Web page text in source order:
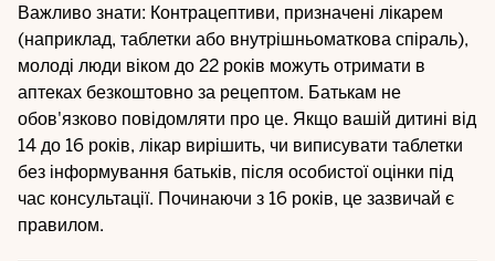
Важливо знати: Контрацептиви, призначені лікарем
(наприклад, таблетки або внутрішньоматкова спіраль),
молоді люди віком до 22 років можуть отримати в
аптеках безкоштовно за рецептом. Батькам не
обов'язково повідомляти про це. Якщо вашій дитині від
14 до 16 років, лікар вирішить, чи виписувати таблетки
без інформування батьків, після особистої оцінки під
час консультації. Починаючи з 16 років, це зазвичай є
правилом.